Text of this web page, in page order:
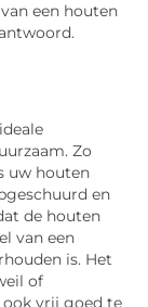
een houten
Zo
uw houten
en
de houten
van een
is. Het
of
ook vrij goed te